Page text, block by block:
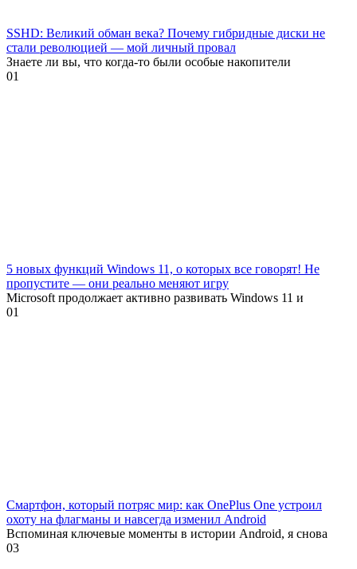
SSHD: Великий обман века? Почему гибридные диски не
стали революцией — мой личный провал
Знаете ли вы, что когда-то были особые накопители
01
5 новых функций Windows 11, о которых все говорят! Не
пропустите — они реально меняют игру
Microsoft продолжает активно развивать Windows 11 и
01
Смартфон, который потряс мир: как OnePlus One устроил
охоту на флагманы и навсегда изменил Android
Вспоминая ключевые моменты в истории Android, я снова
03